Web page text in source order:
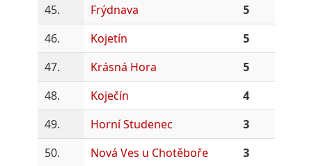
45.
Frýdnava
5
46.
Kojetín
5
47.
Krásná Hora
5
48.
Koječín
4
49.
Horní Studenec
3
50.
Nová Ves u Chotěboře
3